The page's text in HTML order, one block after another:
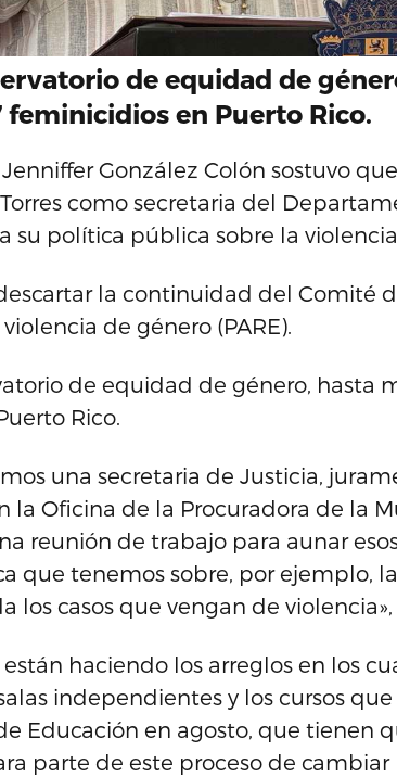
de equidad de
feminicidios en Puerto Rico.
González Colón sostuvo
como secretaria del
su política pública sobre la
la continuidad del Comité
de género (PARE).
de equidad de género, hasta
Rico.
una secretaria de Justicia,
la Oficina de la Procuradora de la
reunión de trabajo para aunar
que tenemos sobre, por ejemplo,
los casos que vengan de
están haciendo los arreglos en los
independientes y los cursos
Educación en agosto, que tienen
parte de este proceso de